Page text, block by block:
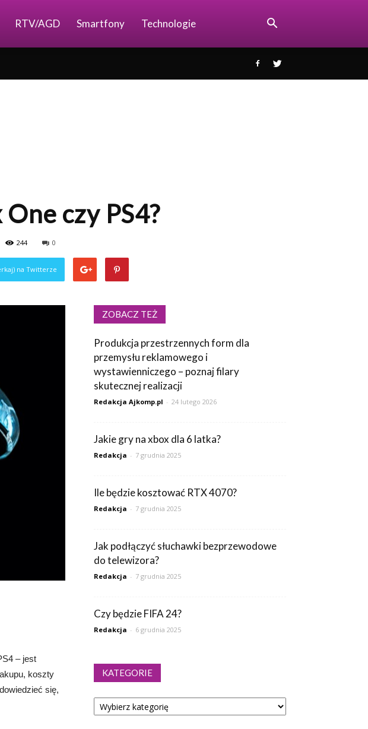
RTV/AGD Smartfony Technologie
czy PS4?
244 0
na Twitterze
– jest
koszty
się,
ZOBACZ TEŻ
Produkcja przestrzennych form dla
przemysłu reklamowego i
wystawienniczego – poznaj filary
skutecznej realizacji
Redakcja Ajkomp.pl - 24 lutego 2026
Jakie gry na xbox dla 6 latka?
Redakcja - 7 grudnia 2025
Ile będzie kosztować RTX 4070?
Redakcja - 7 grudnia 2025
Jak podłączyć słuchawki bezprzewodowe
do telewizora?
Redakcja - 7 grudnia 2025
Czy będzie FIFA 24?
Redakcja - 6 grudnia 2025
KATEGORIE
Kategorie